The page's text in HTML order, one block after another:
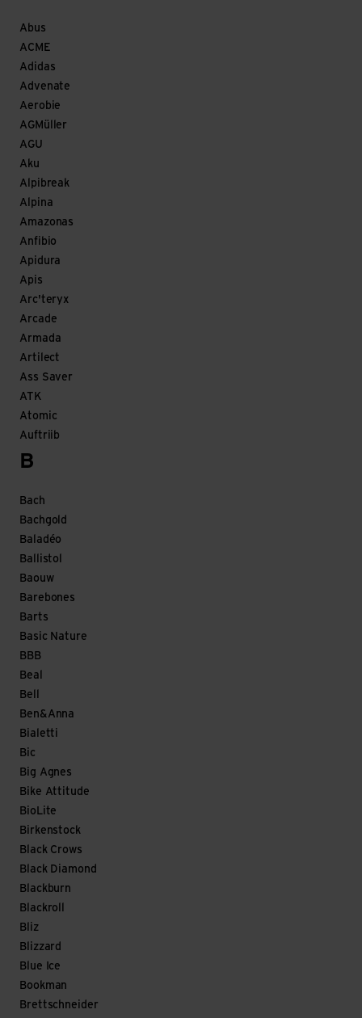
Abus
ACME
Adidas
Advenate
Aerobie
AGMüller
AGU
Aku
Alpibreak
Alpina
Amazonas
Anfibio
Apidura
Apis
Arc'teryx
Arcade
Armada
Artilect
Ass Saver
ATK
Atomic
Auftriib
B
Bach
Bachgold
Baladéo
Ballistol
Baouw
Barebones
Barts
Basic Nature
BBB
Beal
Bell
Ben&Anna
Bialetti
Bic
Big Agnes
Bike Attitude
BioLite
Birkenstock
Black Crows
Black Diamond
Blackburn
Blackroll
Bliz
Blizzard
Blue Ice
Bookman
Brettschneider